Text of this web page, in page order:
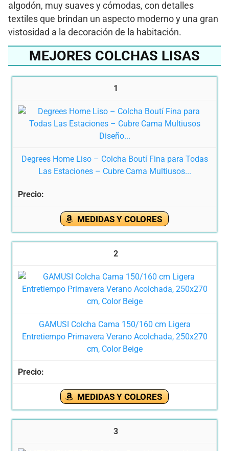
algodón, muy suaves y cómodas, con detalles
textiles que brindan un aspecto moderno y una gran
vistosidad a la decoración de la habitación.
MEJORES COLCHAS LISAS
1
Degrees Home Liso – Colcha Boutí Fina para Todas
Las Estaciones – Cubre Cama Multiusos...
MEDIDAS Y COLORES
2
GAMUSI Colcha Cama 150/160 cm Ligera
Entretiempo Primavera Verano Acolchada, 250x270
cm, Color Beige
MEDIDAS Y COLORES
3